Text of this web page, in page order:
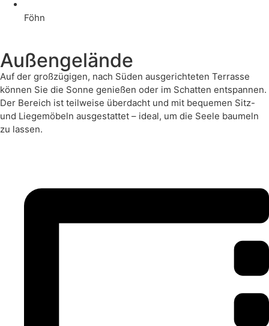
Föhn
Außengelände
Auf der großzügigen, nach Süden ausgerichteten Terrasse
können Sie die Sonne genießen oder im Schatten entspannen.
Der Bereich ist teilweise überdacht und mit bequemen Sitz-
und Liegemöbeln ausgestattet – ideal, um die Seele baumeln
zu lassen.